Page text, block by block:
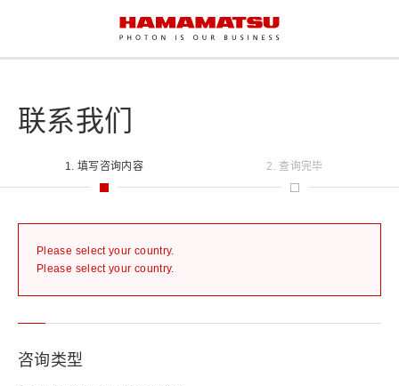
联系我们
1. 填写咨询内容 2. 查询完毕
Please select your country.
Please select your country.
咨询类型